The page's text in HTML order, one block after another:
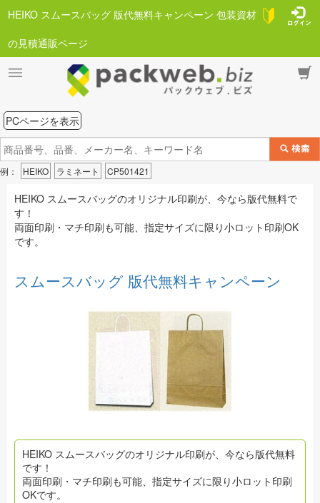
HEIKO スムースバッグ 版代無料キャンペーン 包装資材
の見積通販ページ
PCページを表示
例： HEIKO ラミネート CP501421
HEIKO スムースバッグのオリジナル印刷が、今なら版代無料で
す！
両面印刷・マチ印刷も可能、指定サイズに限り小ロット印刷OK
です。
スムースバッグ 版代無料キャンペーン
HEIKO スムースバッグのオリジナル印刷が、今なら版代無料
です！
両面印刷・マチ印刷も可能、指定サイズに限り小ロット印刷
OKです。